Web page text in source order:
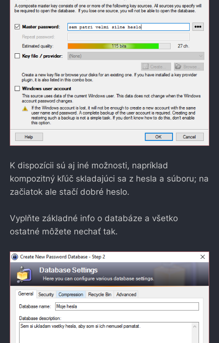
K dispozícii sú aj iné možnosti, napríklad
kompozitný kľúč skladajúci sa z hesla a súboru; na
začiatok ale stačí dobré heslo.
Vyplňte základné info o databáze a všetko
ostatné môžete nechať tak.